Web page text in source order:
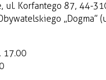
ul. Korfantego 87, 44-
17.00